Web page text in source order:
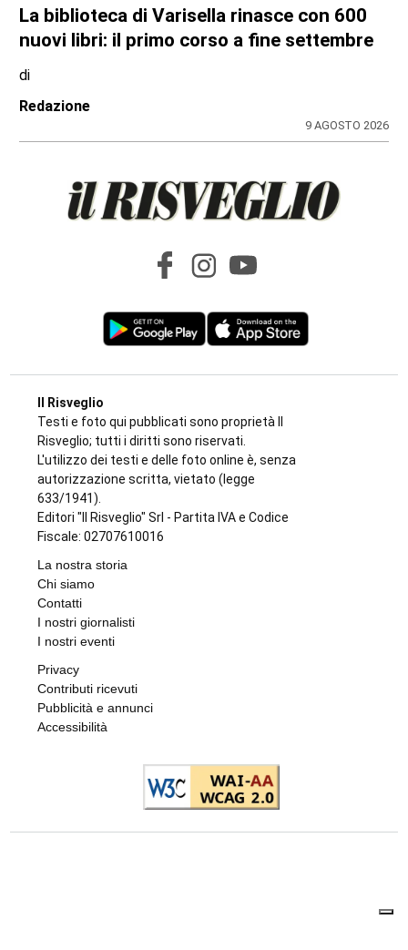
IL NOTO ATTORE
Luca Argentero sostiene Sergio:
“Ridiamogli la libertà” con un montascale
9 AGOSTO 2026
LANZO
Ciclisti travolti a Lanzo, parla l’investitore:
«Chiedo perdono, un raptus inspiegabile».
Redazione